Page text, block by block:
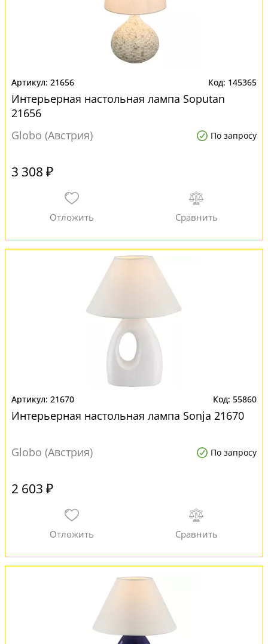
21656 145365
Интерьерная настольная лампа Soputan
21656
Globo (Австрия)
По запросу
3 308 ₽
21670 55860
Интерьерная настольная лампа Sonja 21670
Globo (Австрия) По запросу
2 603 ₽